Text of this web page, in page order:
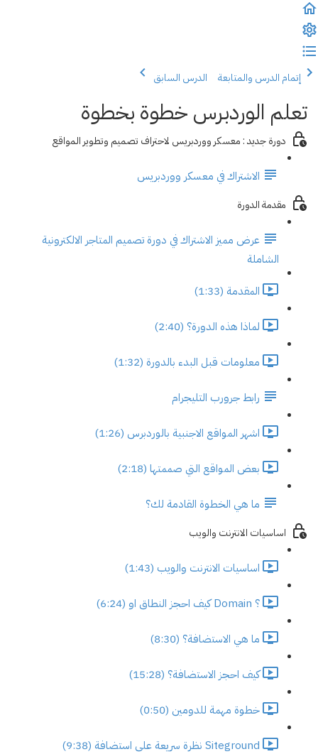
إتمام الدرس والمتابعة الدرس السابق
تعلم الوردبرس خطوة بخطوة
دورة جديد : معسكر ووردبريس لاحتراف تصميم وتطوير المواقع
الاشتراك في معسكر ووردبريس
مقدمة الدورة
عرض مميز الاشتراك في دورة تصميم المتاجر الالكترونية
الشاملة
المقدمة (1:33)
لماذا هذه الدورة؟ (2:40)
معلومات قبل البدء بالدورة (1:32)
رابط جرورب التليجرام
اشهر المواقع الاجنبية بالوردبرس (1:26)
بعض المواقع التي صممتها (2:18)
ما هي الخطوة القادمة لك؟
اساسيات الانترنت والويب
اساسيات الانترنت والويب (1:43)
؟ Domain كيف احجز النطاق او (6:24)
ما هي الاستضافة؟ (8:30)
كيف احجز الاستضافة؟ (15:28)
خطوة مهمة للدومين (0:50)
Siteground نظرة سريعة على استضافة (9:38)